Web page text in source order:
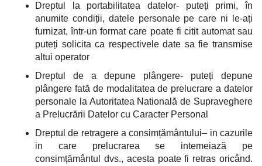
Dreptul la portabilitatea datelor- puteți primi, în
anumite condiții, datele personale pe care ni le-ați
furnizat, într-un format care poate fi citit automat sau
puteți solicita ca respectivele date sa fie transmise
altui operator
Dreptul de a depune plângere- puteți depune
plângere fată de modalitatea de prelucrare a datelor
personale la Autoritatea Natională de Supraveghere
a Prelucrării Datelor cu Caracter Personal
Dreptul de retragere a consimțământului– in cazurile
in care prelucrarea se intemeiază pe
consimțământul dvs., acesta poate fi retras oricând.